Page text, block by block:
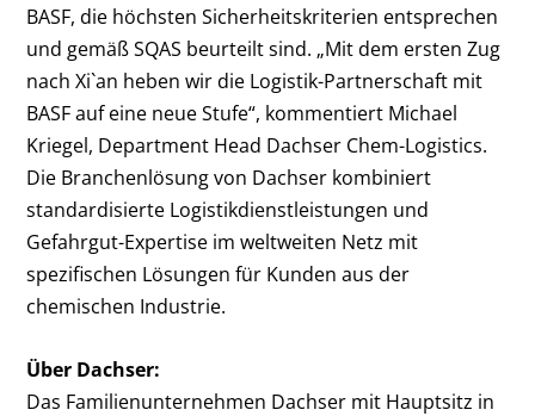
BASF, die höchsten Sicherheitskriterien entsprechen
und gemäß SQAS beurteilt sind. „Mit dem ersten Zug
nach Xi`an heben wir die Logistik-Partnerschaft mit
BASF auf eine neue Stufe“, kommentiert Michael
Kriegel, Department Head Dachser Chem-Logistics.
Die Branchenlösung von Dachser kombiniert
standardisierte Logistikdienstleistungen und
Gefahrgut-Expertise im weltweiten Netz mit
spezifischen Lösungen für Kunden aus der
chemischen Industrie.
Über Dachser:
Das Familienunternehmen Dachser mit Hauptsitz in